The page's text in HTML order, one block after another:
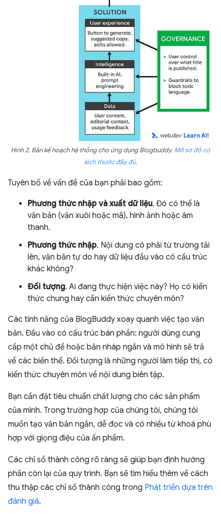
Hình 2. Bản kế hoạch hệ thống cho ứng dụngBlogbuddy. Mở sơ đồ có
kích thước đầy đủ.
Tuyên bố về vấn đề của bạn phải bao gồm:
Phương thức nhập và xuất dữ liệu. Đó có thể là
văn bản (văn xuôi hoặc mã), hình ảnh hoặc âm
thanh.
Phương thức nhập. Nội dung có phải từ trường tải
lên, văn bản tự do hay dữ liệu đầu vào có cấu trúc
khác không?
Đối tượng. Ai đang thực hiện việc này? Họ có kiến
thức chung hay cần kiến thức chuyên môn?
Các tính năng của BlogBuddy xoay quanh việc tạo văn
bản. Đầu vào có cấu trúc bán phần: người dùng cung
cấp một chủ đề hoặc bản nháp ngắn và mô hình sẽ trả
về các biến thể. Đối tượng là những người làm tiếp thị, có
kiến thức chuyên môn về nội dung biên tập.
Bạn cần đặt tiêu chuẩn chất lượng cho các sản phẩm
của mình. Trong trường hợp của chúng tôi, chúng tôi
muốn tạo văn bản ngắn, dễ đọc và có nhiều từ khoá phù
hợp với giọng điệu của ấn phẩm.
Các chỉ số thành công rõ ràng sẽ giúp bạn định hướng
phần còn lại của quy trình. Bạn sẽ tìm hiểu thêm về cách
thu thập các chỉ số thành công trong Phát triển dựa trên
đánh giá.